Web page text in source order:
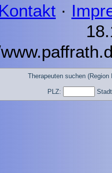
Kontakt ·
Therapeuten suchen
PLZ: